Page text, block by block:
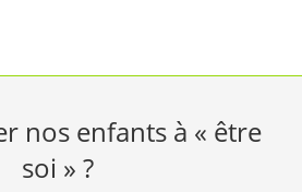
nos enfants à « être
soi » ?